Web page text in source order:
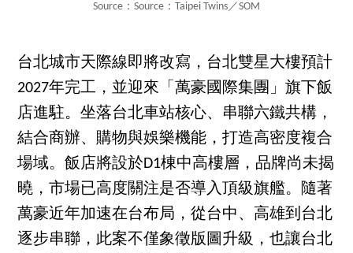
Source：Source：Taipei Twins／SOM
台北城市天際線即將改寫，台北雙星大樓預計
2027年完工，並迎來「萬豪國際集團」旗下飯
店進駐。坐落台北車站核心、串聯六鐵共構，
結合商辦、購物與娛樂機能，打造高密度複合
場域。飯店將設於D1棟中高樓層，品牌尚未揭
曉，市場已高度關注是否導入頂級旗艦。隨著
萬豪近年加速在台布局，從台中、高雄到台北
逐步串聯，此案不僅象徵版圖升級，也讓台北